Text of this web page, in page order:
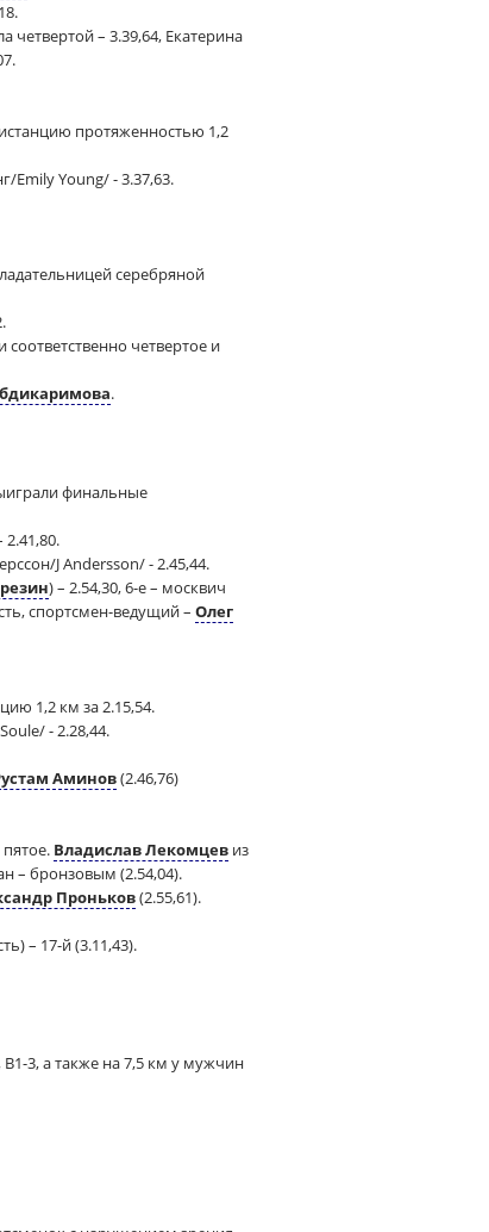
– 3.39,64, Екатерина
протяженностью 1,2
Emily Young/ - 3.37,63.
серебряной
четвертое и
.
финальные
2.41,80.
J Andersson/ - 2.45,44.
) – 2.54,30, 6-е – москвич
спортсмен-ведущий – Олег
1,2 км за 2.15,54.
- 2.28,44.
Аминов(2.46,76)
Владислав Лекомцев из
– бронзовым (2.54,04).
Проньков(2.55,61).
– 17-й (3.11,43).
3, а также на 7,5 км у мужчин